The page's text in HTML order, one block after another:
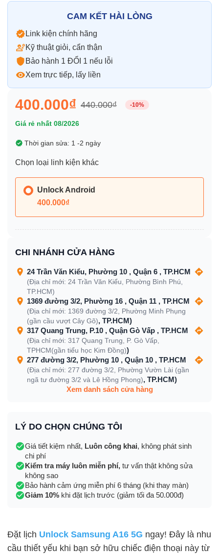
CAM KẾT HÀI LÒNG
Link kiện chính hãng
Kỹ thuật giỏi, cẩn thận
Bảo hành 1 ĐỔI 1 nếu lỗi
Xem trực tiếp, lấy liền
400.000₫ 440.000₫ -10%
Giá rẻ nhất 08/2026
Thời gian sửa: 1 -2 ngày
Chọn loại linh kiện khác
Unlock Android
400.000₫
CHI NHÁNH CỬA HÀNG
24 Trần Văn Kiểu, Phường 10 , Quận 6 , TP.HCM
(Địa chỉ mới: 24 Trần Văn Kiểu, Phường Bình Phú,
TP.HCM)
1369 đường 3/2, Phường 16 , Quận 11 , TP.HCM
(Địa chỉ mới: 1369 đường 3/2, Phường Minh Phụng
(gần cầu vượt Cây Gõ), TP.HCM)
317 Quang Trung, P.10 , Quận Gò Vấp , TP.HCM
(Địa chỉ mới: 317 Quang Trung, P. Gò Vấp,
TPHCM(gần tiểu học Kim Đồng))
277 đường 3/2, Phường 10 , Quận 10 , TP.HCM
(Địa chỉ mới: 277 đường 3/2, Phường Vườn Lài (gần
ngã tư đường 3/2 và Lê Hồng Phong), TP.HCM)
Xem danh sách cửa hàng
LÝ DO CHỌN CHÚNG TÔI
Giá tiết kiệm nhất, Luôn công khai, không phát sinh
chi phí
Kiểm tra máy luôn miễn phí, tư vấn thật không sửa
không sao
Bảo hành cảm ứng miễn phí 6 tháng (khi thay màn)
Giảm 10% khi đặt lịch trước (giảm tối đa 50.000đ)
Đặt lịch Unlock Samsung A16 5G ngay! Đây là nhu
cầu thiết yếu khi bạn sở hữu chiếc điện thoại này từ